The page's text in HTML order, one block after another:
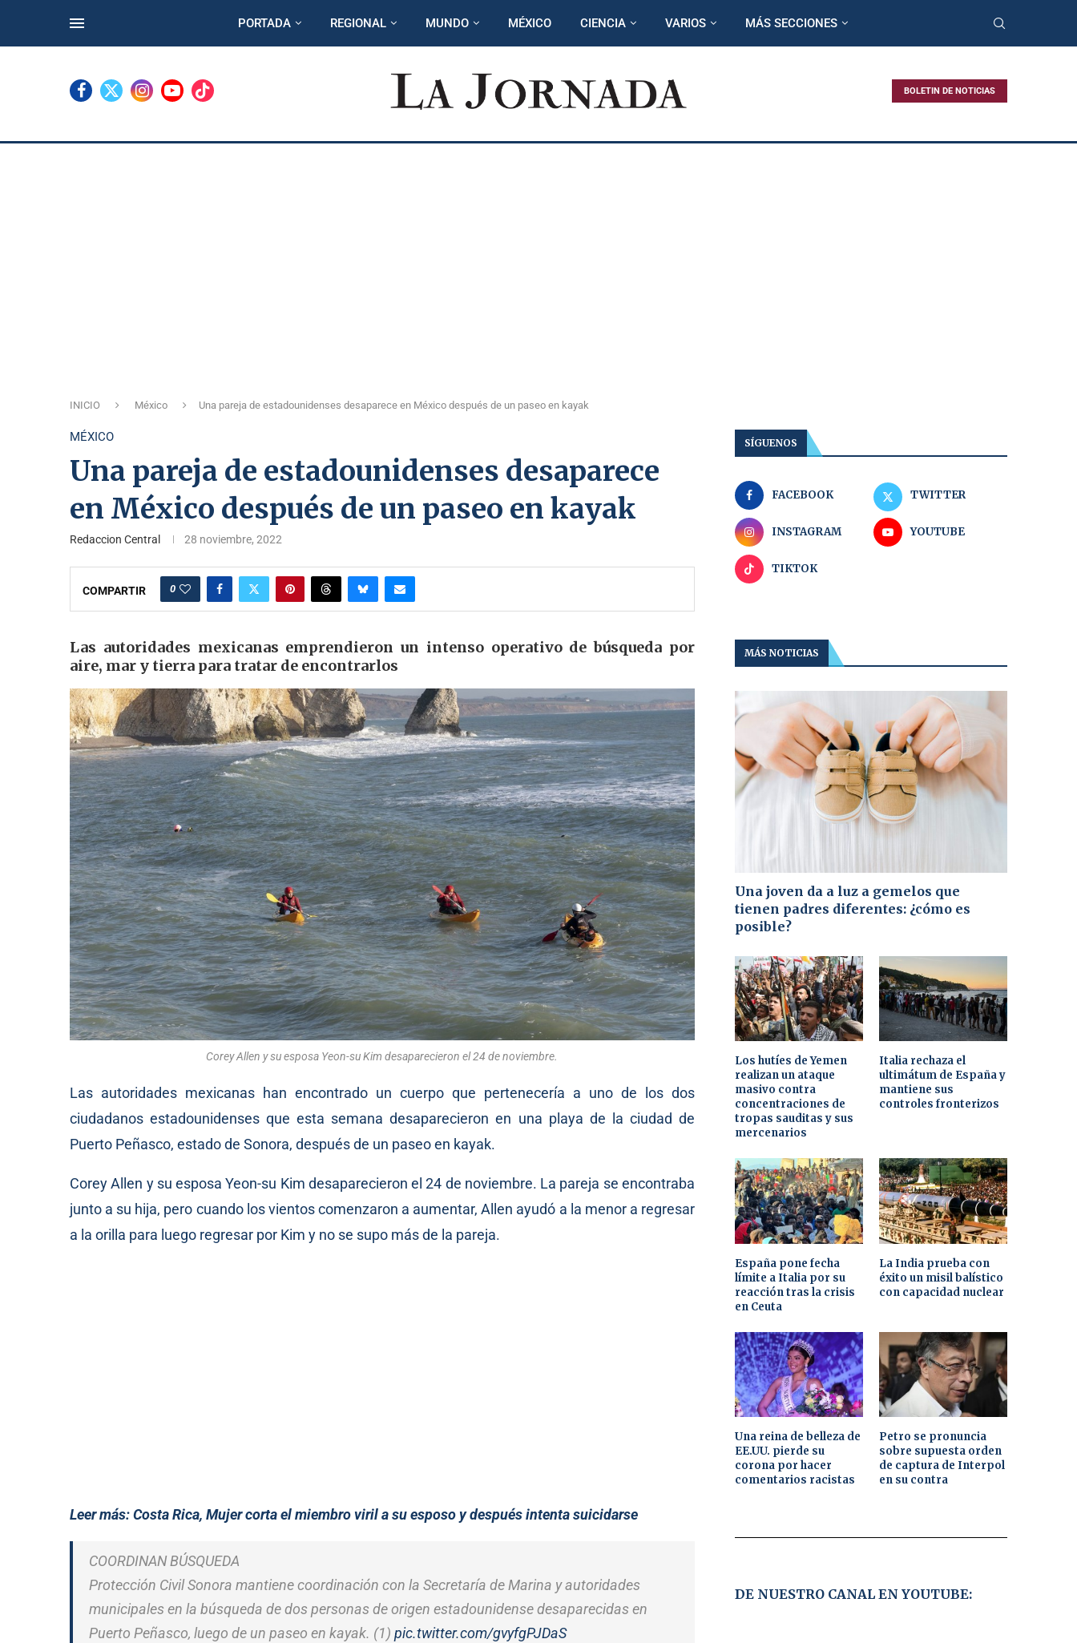
PORTADA REGIONAL MUNDO MÉXICO CIENCIA VARIOS MÁS SECCIONES
BOLETIN DE NOTICIAS
INICIO México Una pareja de estadounidenses desaparece en México después de un paseo en kayak
MÉXICO
Una pareja de estadounidenses desaparece
en México después de un paseo en kayak
Redaccion Central 28 noviembre, 2022
COMPARTIR 0
Las autoridades mexicanas emprendieron un intenso operativo de búsqueda por
aire, mar y tierra para tratar de encontrarlos
Corey Allen y su esposa Yeon-su Kim desaparecieron el 24 de noviembre.
Las autoridades mexicanas han encontrado un cuerpo que pertenecería a uno de los dos
ciudadanos estadounidenses que esta semana desaparecieron en una playa de la ciudad de
Puerto Peñasco, estado de Sonora, después de un paseo en kayak.
Corey Allen y su esposa Yeon-su Kim desaparecieron el 24 de noviembre. La pareja se encontraba
junto a su hija, pero cuando los vientos comenzaron a aumentar, Allen ayudó a la menor a regresar
a la orilla para luego regresar por Kim y no se supo más de la pareja.
Leer más:Costa Rica, Mujer corta el miembro viril a su esposo y después intenta suicidarse
COORDINAN BÚSQUEDA
Protección Civil Sonora mantiene coordinación con la Secretaría de Marina y autoridades
municipales en la búsqueda de dos personas de origen estadounidense desaparecidas en
Puerto Peñasco, luego de un paseo en kayak. (1) pic.twitter.com/gvyfgPJDaS
SÍGUENOS
FACEBOOK TWITTER
INSTAGRAM YOUTUBE
TIKTOK
MÁS NOTICIAS
Una joven da a luz a gemelos que
tienen padres diferentes: ¿cómo es
posible?
Los hutíes de Yemen
realizan un ataque
masivo contra
concentraciones de
tropas sauditas y sus
mercenarios
Italia rechaza el
ultimátum de España y
mantiene sus
controles fronterizos
España pone fecha
límite a Italia por su
reacción tras la crisis
en Ceuta
La India prueba con
éxito un misil balístico
con capacidad nuclear
Una reina de belleza de
EE.UU. pierde su
corona por hacer
comentarios racistas
Petro se pronuncia
sobre supuesta orden
de captura de Interpol
en su contra
DE NUESTRO CANAL EN YOUTUBE: